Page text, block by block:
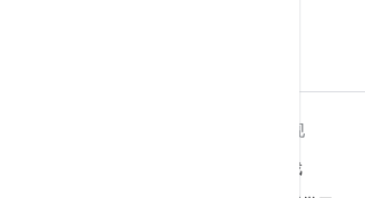
发现
游戏